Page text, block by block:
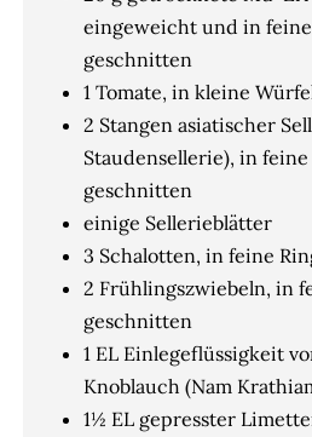
eingeweicht und in
geschnitten
1 Tomate, in kleine
2 Stangen asiatischer
Staudensellerie), in
geschnitten
einige Sellerieblätter
3 Schalotten, in feine
2 Frühlingszwiebeln, in
geschnitten
1 EL Einlegeflüssigkeit
Knoblauch (Nam
1½ EL gepresster